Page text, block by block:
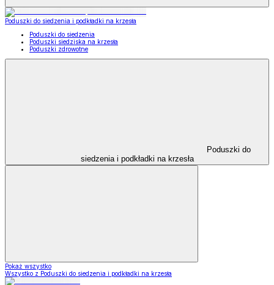
Poduszki do siedzenia i podkładki na krzesła
Poduszki do siedzenia
Poduszki siedziska na krzesła
Poduszki zdrowotne
Poduszki do
siedzenia i podkładki na krzesła
Pokaż wszystko
Wszystko z Poduszki do siedzenia i podkładki na krzesła